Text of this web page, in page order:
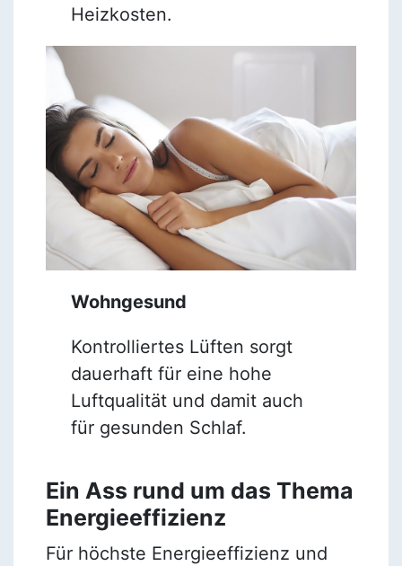
Heizkosten.
Wohngesund
Kontrolliertes Lüften sorgt
dauerhaft für eine hohe
Luftqualität und damit auch
für gesunden Schlaf.
Ein Ass rund um das Thema
Energieeffizienz
Für höchste Energieeffizienz und